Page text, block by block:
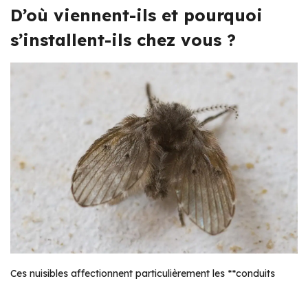
D’où viennent-ils et pourquoi
s’installent-ils chez vous ?
Ces nuisibles affectionnent particulièrement les **conduits